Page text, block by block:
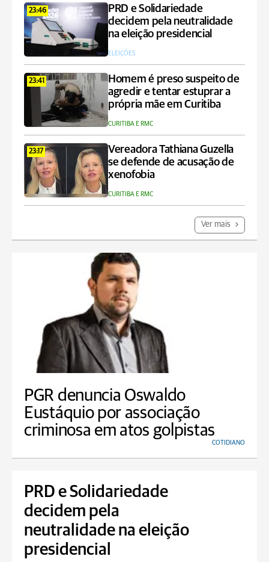
23:46
PRD e Solidariedade
decidem pela neutralidade
na eleição presidencial
ELEIÇÕES
23:41
Homem é preso suspeito de
agredir e tentar estuprar a
própria mãe em Curitiba
CURITIBA E RMC
23:17
Vereadora Tathiana Guzella
se defende de acusação de
xenofobia
CURITIBA E RMC
Ver mais
PGR denuncia Oswaldo
Eustáquio por associação
criminosa em atos golpistas
COTIDIANO
PRD e Solidariedade
decidem pela
neutralidade na eleição
presidencial